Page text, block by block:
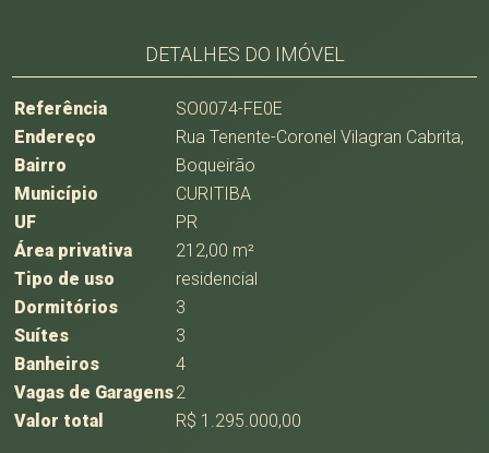
DETALHES DO IMÓVEL
Referência
SO0074-FE0E
Endereço
Rua Tenente-Coronel Vilagran Cabrita,
Bairro
Boqueirão
Município
CURITIBA
UF
PR
Área privativa
212,00 m²
Tipo de uso
residencial
Dormitórios
3
Suítes
3
Banheiros
4
Vagas de Garagens2
Valor total
R$ 1.295.000,00